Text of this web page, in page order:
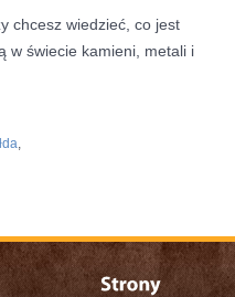
chcesz wiedzieć, co jest
w świecie kamieni, metali i
,